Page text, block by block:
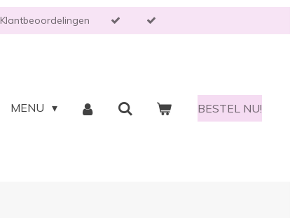
Klantbeoordelingen
MENU BESTEL NU!